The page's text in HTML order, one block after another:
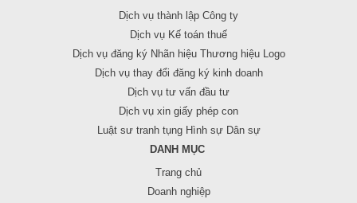
Dịch vụ thành lập Công ty
Dịch vụ Kế toán thuế
Dịch vụ đăng ký Nhãn hiệu Thương hiệu Logo
Dịch vụ thay đổi đăng ký kinh doanh
Dịch vụ tư vấn đầu tư
Dịch vụ xin giấy phép con
Luật sư tranh tụng Hình sự Dân sự
DANH MỤC
Trang chủ
Doanh nghiệp